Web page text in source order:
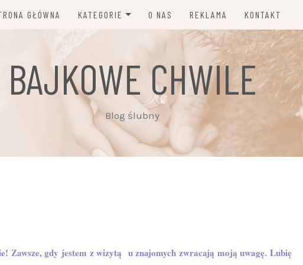
GŁÓWNA KATEGORIE
DEKORACJE, KWIATY,
ZAPROSZENIA
PORADY I NEWSY
INSPIRACJE ŚLUBNE
ZWYCZAJE I TRADYCJE
O NAS REKLAMA KONTAKT
BAJKOWE CHWILE
Blog ślubny
Zawsze, gdy jestem z wizytą u znajomych zwracają moją uwagę. Lubię